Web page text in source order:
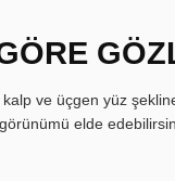
ve üçgen yüz
elde